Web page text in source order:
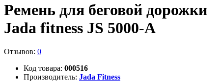
Ремень для беговой дорожки
Jada fitness JS 5000-A
Отзывов: 0
Код товара: 000516
Производитель: Jada Fitness